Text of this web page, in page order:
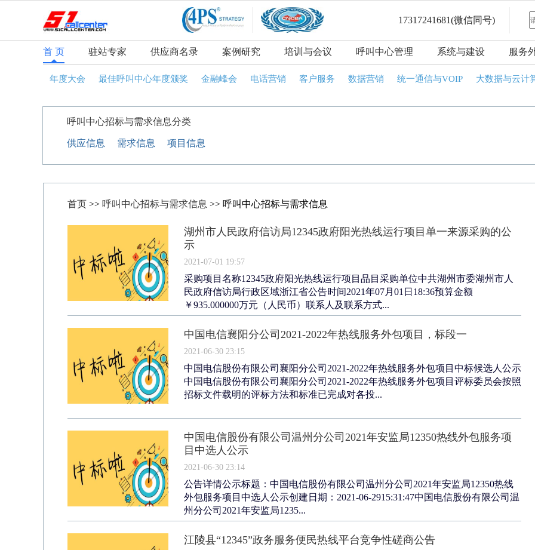
17317241681(微信同号)
首 页 驻站专家 供应商名录 案例研究 培训与会议 呼叫中心管理 系统与建设 服务
年度大会 最佳呼叫中心年度颁奖 金融峰会 电话营销 客户服务 数据营销 统一通信与VOIP 大数据与云计
呼叫中心招标与需求信息分类
供应信息 需求信息 项目信息
首页 >> 呼叫中心招标与需求信息 >> 呼叫中心招标与需求信息
湖州市人民政府信访局12345政府阳光热线运行项目单一来源采购的公
示
2021-07-01 19:57
采购项目名称12345政府阳光热线运行项目品目采购单位中共湖州市委湖州市人
民政府信访局行政区域浙江省公告时间2021年07月01日18:36预算金额
￥935.000000万元（人民币）联系人及联系方式...
中国电信襄阳分公司2021-2022年热线服务外包项目，标段一
2021-06-30 23:15
中国电信股份有限公司襄阳分公司2021-2022年热线服务外包项目中标候选人公示
中国电信股份有限公司襄阳分公司2021-2022年热线服务外包项目评标委员会按照
招标文件载明的评标方法和标准已完成对各投...
中国电信股份有限公司温州分公司2021年安监局12350热线外包服务项
目中选人公示
2021-06-30 23:14
公告详情公示标题：中国电信股份有限公司温州分公司2021年安监局12350热线
外包服务项目中选人公示创建日期：2021-06-2915:31:47中国电信股份有限公司温
州分公司2021年安监局1235...
江陵县“12345”政务服务便民热线平台竞争性磋商公告